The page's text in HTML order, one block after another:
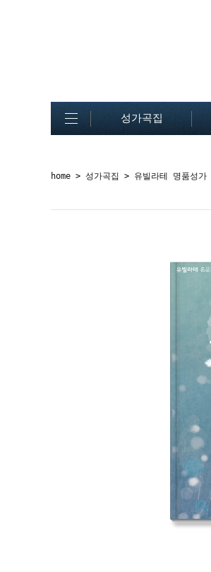
성가곡집
home > 성가곡집 > 유빌라테 명품성가